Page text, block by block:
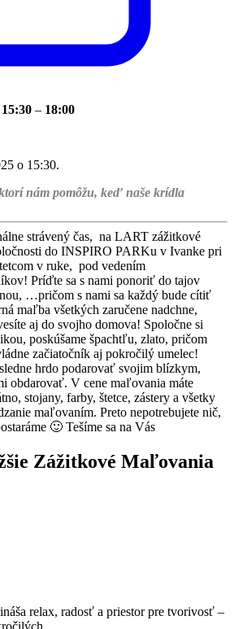
– 18:00
o 15:30.
nám pomôžu, keď naše krídla
strávený čas, na LART zážitkové
do INSPIRO PARKu v Ivanke pri
v ruke, pod vedením
Príďte sa s nami ponoriť do tajov
…pričom s nami sa každý bude cítiť
maľba všetkých zaručene nadchne,
aj do svojho domova! Spoločne si
poskúšame špachtľu, zlato, pričom
začiatočník aj pokročilý umelec!
hrdo podarovať svojim blízkym,
obdarovať. V cene maľovania máte
stojany, farby, štetce, zástery a všetky
maľovaním. Preto nepotrebujete nič,
🙂 Tešíme sa na Vás
Zážitkové Maľovania
relax, radosť a priestor pre tvorivosť –